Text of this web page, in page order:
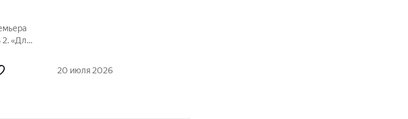
20 июля 2026